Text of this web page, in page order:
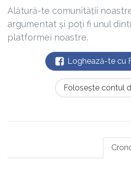
Alătură-te comunității
argumentat și poți fi unul
platformei noastre.
Loghează-te cu
Folosește contul